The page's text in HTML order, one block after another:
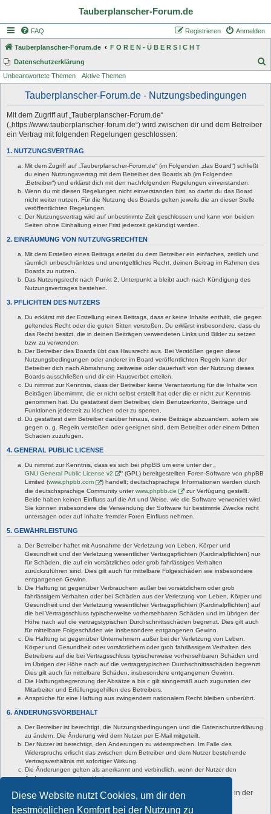
Diese Website nutzt Cookies, um dir den
bestmöglichen Komfort bei der Nutzung zu
Tauberplanscher-Forum.de
FAQ Anmelden
Registrieren
Tauberplanscher-Forum.de
F O R E N - Ü B E R S I C H T
Datenschutzerklärung
Unbeantwortete Themen Aktive Themen
Tauberplanscher-Forum.de - Nutzungsbedingungen
Mit dem Zugriff auf „Tauberplanscher-Forum.de“
(„https://www.tauberplanscher-forum.de“) wird zwischen dir und dem Betreiber
ein Vertrag mit folgenden Regelungen geschlossen:
1. NUTZUNGSVERTRAG
Mit dem Zugriff auf „Tauberplanscher-Forum.de“ (im Folgenden „das Board“) schließt
du einen Nutzungsvertrag mit dem Betreiber des Boards ab (im Folgenden
„Betreiber“) und erklärst dich mit den nachfolgenden Regelungen einverstanden.
Wenn du mit diesen Regelungen nicht einverstanden bist, so darfst du das Board
nicht weiter nutzen. Für die Nutzung des Boards gelten jeweils die an dieser Stelle
veröffentlichten Regelungen.
Der Nutzungsvertrag wird auf unbestimmte Zeit geschlossen und kann von beiden
Seiten ohne Einhaltung einer Frist jederzeit gekündigt werden.
2. EINRÄUMUNG VON NUTZUNGSRECHTEN
Mit dem Erstellen eines Beitrags erteilst du dem Betreiber ein einfaches, zeitlich und
räumlich unbeschränktes und unentgeltliches Recht, deinen Beitrag im Rahmen des
Boards zu nutzen.
Das Nutzungsrecht nach Punkt 2, Unterpunkt a bleibt auch nach Kündigung des
Nutzungsvertrages bestehen.
3. PFLICHTEN DES NUTZERS
Du erklärst mit der Erstellung eines Beitrags, dass er keine Inhalte enthält, die gegen
geltendes Recht oder die guten Sitten verstoßen. Du erklärst insbesondere, dass du
das Recht besitzt, die in deinen Beiträgen verwendeten Links und Bilder zu setzen
bzw. zu verwenden.
Der Betreiber des Boards übt das Hausrecht aus. Bei Verstößen gegen diese
Nutzungsbedingungen oder anderer im Board veröffentlichten Regeln kann der
Betreiber dich nach Abmahnung zeitweise oder dauerhaft von der Nutzung dieses
Boards ausschließen und dir ein Hausverbot erteilen.
Du nimmst zur Kenntnis, dass der Betreiber keine Verantwortung für die Inhalte von
Beiträgen übernimmt, die er nicht selbst erstellt hat oder die er nicht zur Kenntnis
genommen hat. Du gestattest dem Betreiber, dein Benutzerkonto, Beiträge und
Funktionen jederzeit zu löschen oder zu sperren.
Du gestattest dem Betreiber darüber hinaus, deine Beiträge abzuändern, sofern sie
gegen o. g. Regeln verstoßen oder geeignet sind, dem Betreiber oder einem Dritten
Schaden zuzufügen.
4. GENERAL PUBLIC LICENSE
Du nimmst zur Kenntnis, dass es sich bei phpBB um eine unter der „
GNU General Public License v2
“ (GPL) bereitgestellten Foren-Software von phpBB
Limited (www.phpbb.com
) handelt; deutschsprachige Informationen werden durch
die deutschsprachige Community unterwww.phpbb.de
zur Verfügung gestellt.
Beide haben keinen Einfluss auf die Art und Weise, wie die Software verwendet wird.
Sie können insbesondere die Verwendung der Software für bestimmte Zwecke nicht
untersagen oder auf Inhalte fremder Foren Einfluss nehmen.
5. GEWÄHRLEISTUNG
Der Betreiber haftet mit Ausnahme der Verletzung von Leben, Körper und
Gesundheit und der Verletzung wesentlicher Vertragspflichten (Kardinalpflichten) nur
für Schäden, die auf ein vorsätzliches oder grob fahrlässiges Verhalten
zurückzuführen sind. Dies gilt auch für mittelbare Folgeschäden wie insbesondere
entgangenen Gewinn.
Die Haftung ist gegenüber Verbrauchern außer bei vorsätzlichem oder grob
fahrlässigem Verhalten oder bei Schäden aus der Verletzung von Leben, Körper und
Gesundheit und der Verletzung wesentlicher Vertragspflichten (Kardinalpflichten) auf
die bei Vertragsschluss typischerweise vorhersehbaren Schäden und im übrigen der
Höhe nach auf die vertragstypischen Durchschnittsschäden begrenzt. Dies gilt auch
für mittelbare Folgeschäden wie insbesondere entgangenen Gewinn.
Die Haftung ist gegenüber Unternehmern außer bei der Verletzung von Leben,
Körper und Gesundheit oder vorsätzlichem oder grob fahrlässigem Verhalten des
Betreibers auf die bei Vertragsschluss typischerweise vorhersehbaren Schäden und
im Übrigen der Höhe nach auf die vertragstypischen Durchschnittsschäden begrenzt.
Dies gilt auch für mittelbare Schäden, insbesondere entgangenen Gewinn.
Die Haftungsbegrenzung der Absätze a bis c gilt sinngemäß auch zugunsten der
Mitarbeiter und Erfüllungsgehilfen des Betreibers.
Ansprüche für eine Haftung aus zwingendem nationalem Recht bleiben unberührt.
6. ÄNDERUNGSVORBEHALT
Der Betreiber ist berechtigt, die Nutzungsbedingungen und die Datenschutzerklärung
zu ändern. Die Änderung wird dem Nutzer per E-Mail mitgeteilt.
Der Nutzer ist berechtigt, den Änderungen zu widersprechen. Im Falle des
Widerspruchs erlischt das zwischen dem Betreiber und dem Nutzer bestehende
Vertragsverhältnis mit sofortiger Wirkung.
Die Änderungen gelten als anerkannt und verbindlich, wenn der Nutzer den
Änderungen zugestimmt hat.
Informationen über den Umgang mit deinen persönlichen Daten sind in der